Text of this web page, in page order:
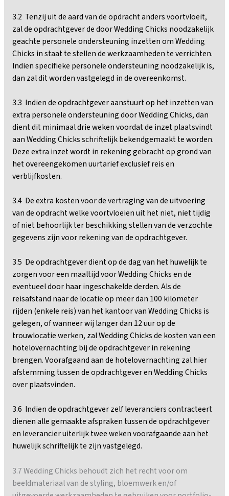
3.2 Tenzij uit de aard van de opdracht anders voortvloeit,
zal de opdrachtgever de door Wedding Chicks noodzakelijk
geachte personele ondersteuning inzetten om Wedding
Chicks in staat te stellen de werkzaamheden te verrichten.
Indien specifieke personele ondersteuning noodzakelijk is,
dan zal dit worden vastgelegd in de overeenkomst.
3.3 Indien de opdrachtgever aanstuurt op het inzetten van
extra personele ondersteuning door Wedding Chicks, dan
dient dit minimaal drie weken voordat de inzet plaatsvindt
aan Wedding Chicks schriftelijk bekendgemaakt te worden.
Deze extra inzet wordt in rekening gebracht op grond van
het overeengekomen uurtarief exclusief reis en
verblijfkosten.
3.4 De extra kosten voor de vertraging van de uitvoering
van de opdracht welke voortvloeien uit het niet, niet tijdig
of niet behoorlijk ter beschikking stellen van de verzochte
gegevens zijn voor rekening van de opdrachtgever.
3.5 De opdrachtgever dient op de dag van het huwelijk te
zorgen voor een maaltijd voor Wedding Chicks en de
eventueel door haar ingeschakelde derden. Als de
reisafstand naar de locatie op meer dan 100 kilometer
rijden (enkele reis) van het kantoor van Wedding Chicks is
gelegen, of wanneer wij langer dan 12 uur op de
trouwlocatie werken, zal Wedding Chicks de kosten van een
hotelovernachting bij de opdrachtgever in rekening
brengen. Voorafgaand aan de hotelovernachting zal hier
afstemming tussen de opdrachtgever en Wedding Chicks
over plaatsvinden.
3.6 Indien de opdrachtgever zelf leveranciers contracteert
dienen alle gemaakte afspraken tussen de opdrachtgever
en leverancier uiterlijk twee weken voorafgaande aan het
huwelijk schriftelijk te zijn vastgelegd.
3.7 Wedding Chicks behoudt zich het recht voor om
beeldmateriaal van de styling, bloemwerk en/of